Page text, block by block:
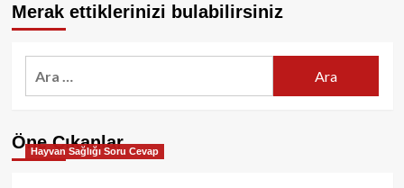
Merak ettiklerinizi bulabilirsiniz
Öne Çıkanlar
Hayvan Sağlığı Soru Cevap